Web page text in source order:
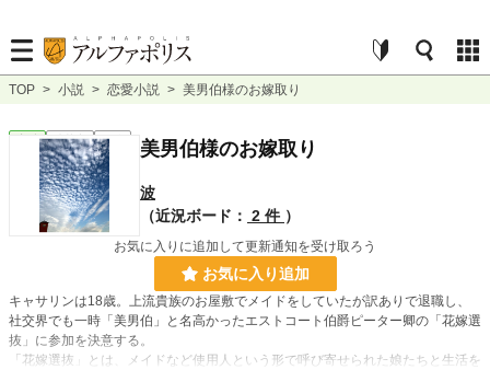
TOP > 小説 > 恋愛小説 > 美男伯様のお嫁取り
連載中 長編 美男伯様のお嫁取り
波
（近況ボード： 2 件 ）
お気に入りに追加して更新通知を受け取ろう
お気に入り追加
キャサリンは18歳。上流貴族のお屋敷でメイドをしていたが訳ありで退職し、
社交界でも一時「美男伯」と名高かったエストコート伯爵ピーター卿の「花嫁選
抜」に参加を決意する。
「花嫁選抜」とは、メイドなど使用人という形で呼び寄せられた娘たちと生活を